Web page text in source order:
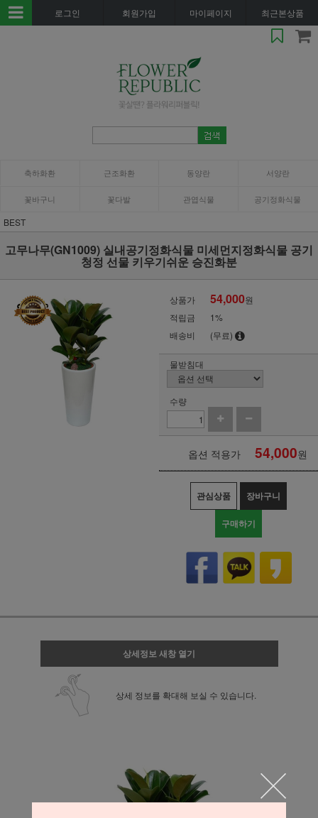
로그인 회원가입 마이페이지 최근본상품
축하화환 근조화환 동양란 서양란
꽃바구니 꽃다발 관엽식물 공기정화식물
BEST
고무나무(GN1009) 실내공기정화식물 미세먼지정화식물 공기
청정 선물 키우기쉬운 승진화분
상품가 54,000원
적립금
1%
배송비
(무료)
물받침대
수량
옵션 적용가 54,000원
관심상품 장바구니
구매하기
상세정보 새창 열기
상세 정보를 확대해 보실 수 있습니다.